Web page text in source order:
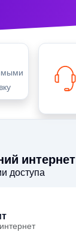
интернет
доступа